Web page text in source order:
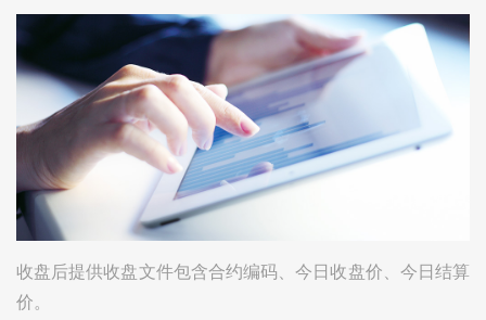
收盘后提供收盘文件包含合约编码、今日收盘价、今日结算
价。